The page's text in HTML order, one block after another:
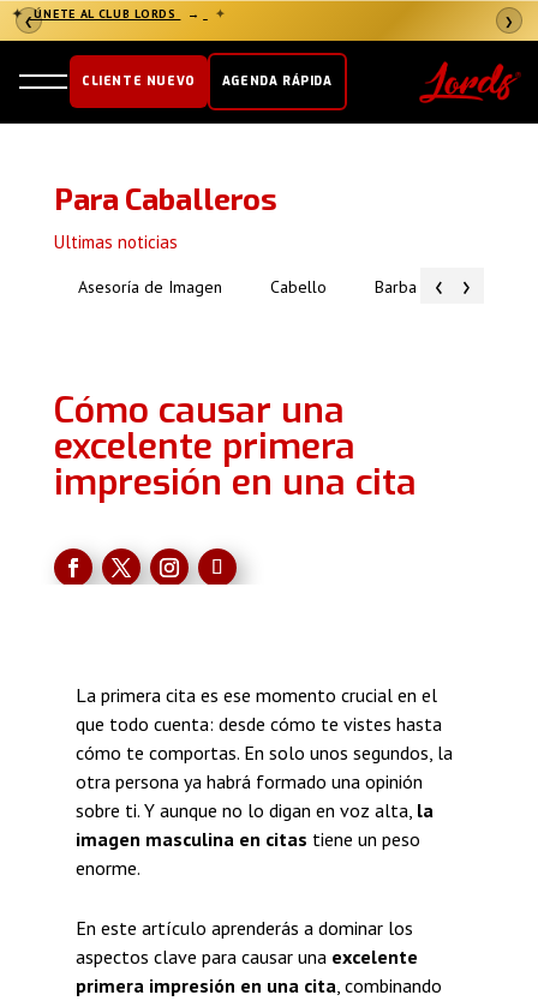
❮ ❯
✦ ÚNETE AL CLUB LORDS → ✦
CLIENTE NUEVO AGENDA RÁPIDA
Para Caballeros
Ultimas noticias
‹
Asesoría de Imagen Cabello Barba Piel
›
Cómo causar una
excelente primera
impresión en una cita
La primera cita es ese momento crucial en el
que todo cuenta: desde cómo te vistes hasta
cómo te comportas. En solo unos segundos, la
otra persona ya habrá formado una opinión
sobre ti. Y aunque no lo digan en voz alta, la
imagen masculina en citas tiene un peso
enorme.
En este artículo aprenderás a dominar los
aspectos clave para causar una excelente
primera impresión en una cita, combinando